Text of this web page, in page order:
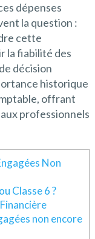
dépenses
la question :
cette
la fiabilité des
décision
historique
offrant
professionnels
Non
Classe 6 ?
non encore